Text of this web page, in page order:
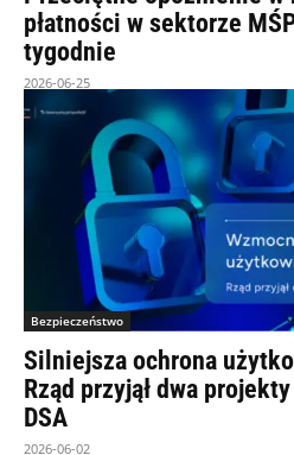
płatności w sektorze
tygodnie
2026-06-25
Bezpieczeństwo
Silniejsza ochrona
Rząd przyjął dwa
DSA
2026-06-02